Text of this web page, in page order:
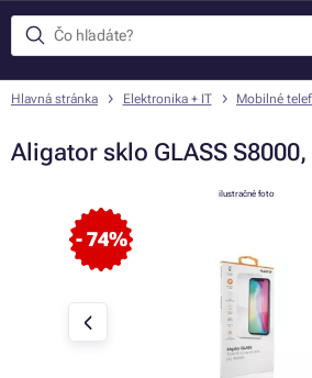
Hlavná stránka Elektronika + IT Mobilné
Aligator sklo GLASS
- 74%
ilustračné foto